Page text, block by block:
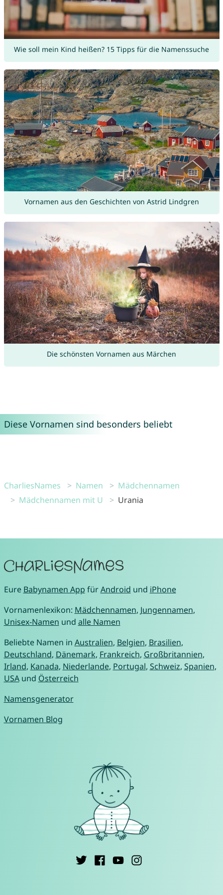
Wie soll mein Kind heißen? 15 Tipps für die Namenssuche
Vornamen aus den Geschichten von Astrid Lindgren
Die schönsten Vornamen aus Märchen
Diese Vornamen sind besonders beliebt
CharliesNames Namen
Mädchennamen
Mädchennamen mit U
Urania
Eure Babynamen App fürAndroid und iPhone
Vornamenlexikon: Mädchennamen, Jungennamen,
Unisex-Namen und alle Namen
Beliebte Namen in Australien, Belgien, Brasilien,
Deutschland, Dänemark, Frankreich, Großbritannien,
Irland, Kanada, Niederlande, Portugal, Schweiz, Spanien,
USAund Österreich
Namensgenerator
Vornamen Blog